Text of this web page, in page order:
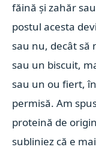
făină și zahăr
postul acesta
sau nu, decât să
sau un biscuit,
sau un ou fiert,
permisă. Am
proteină de
subliniez că e